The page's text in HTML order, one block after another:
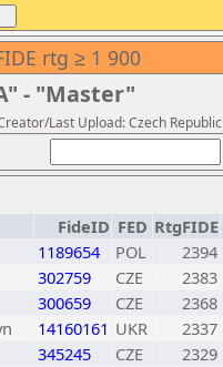
rtg ≥ 1 900
- "Master"
Last Upload: Czech
FideID FED RtgFIDE
1189654 POL
2394
302759 CZE
2383
300659 CZE
2368
14160161 UKR
2337
345245 CZE
2329